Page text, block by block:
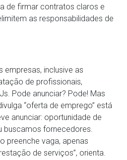
de firmar contratos claros e
as responsabilidades de
empresas, inclusive as
de profissionais,
Pode anunciar? Pode! Mas
“oferta de emprego” está
anunciar: oportunidade de
fornecedores.
preenche vaga, apenas
de serviços”, orienta.